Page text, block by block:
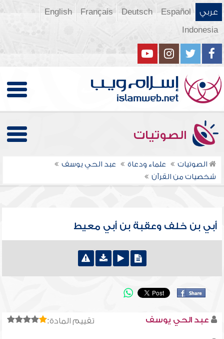
عربي Español
Deutsch
Français
English
Indonesia
الصوتيات
الصوتيات علماء ودعاة
عبد الحي يوسف
شخصيات من القرآن
أبي بن خلف وعقبة بن أبي معيط
تقييم المادة: عبد الحي يوسف